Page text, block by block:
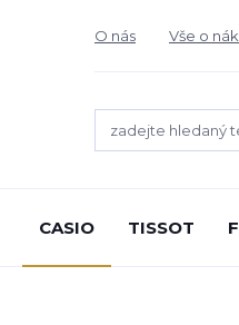
O nás Vše o
CASIO TISSOT